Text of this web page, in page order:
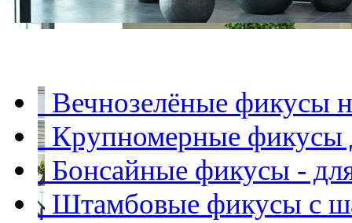
Вечнозелёные фикусы
Крупномерные
Бонсайные фикусы -
Штамбовые фикусы с